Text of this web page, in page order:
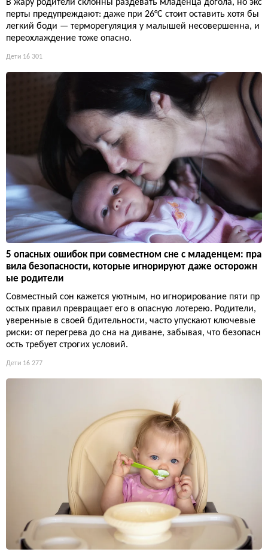
В жару родители склонны раздевать младенца догола, но экс
перты предупреждают: даже при 26°C стоит оставить хотя бы
легкий боди — терморегуляция у малышей несовершенна, и
переохлаждение тоже опасно.
Дети 16 301
5 опасных ошибок при совместном сне с младенцем: пра
вила безопасности, которые игнорируют даже осторожн
ые родители
Совместный сон кажется уютным, но игнорирование пяти пр
остых правил превращает его в опасную лотерею. Родители,
уверенные в своей бдительности, часто упускают ключевые
риски: от перегрева до сна на диване, забывая, что безопасн
ость требует строгих условий.
Дети 16 277